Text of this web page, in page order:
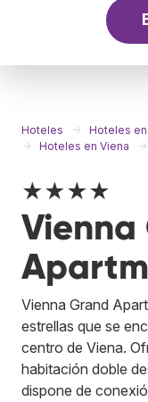
Hoteles Hoteles
Hoteles en Viena
★★★★
Vienna
Vienna Grand
estrellas que se
centro de Viena.
habitación doble
dispone de